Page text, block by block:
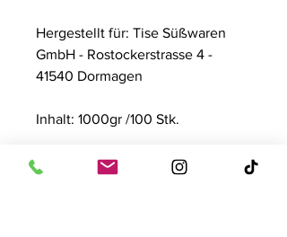
Hergestellt für: Tise Süßwaren
GmbH - Rostockerstrasse 4 -
41540 Dormagen
Inhalt: 1000gr /100 Stk.